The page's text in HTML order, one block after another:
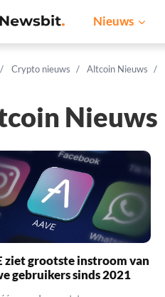
Nieuws
Crypto nieuws Altcoin Nieuws
Nieuws
ziet grootste instroom van
gebruikers sinds 2021